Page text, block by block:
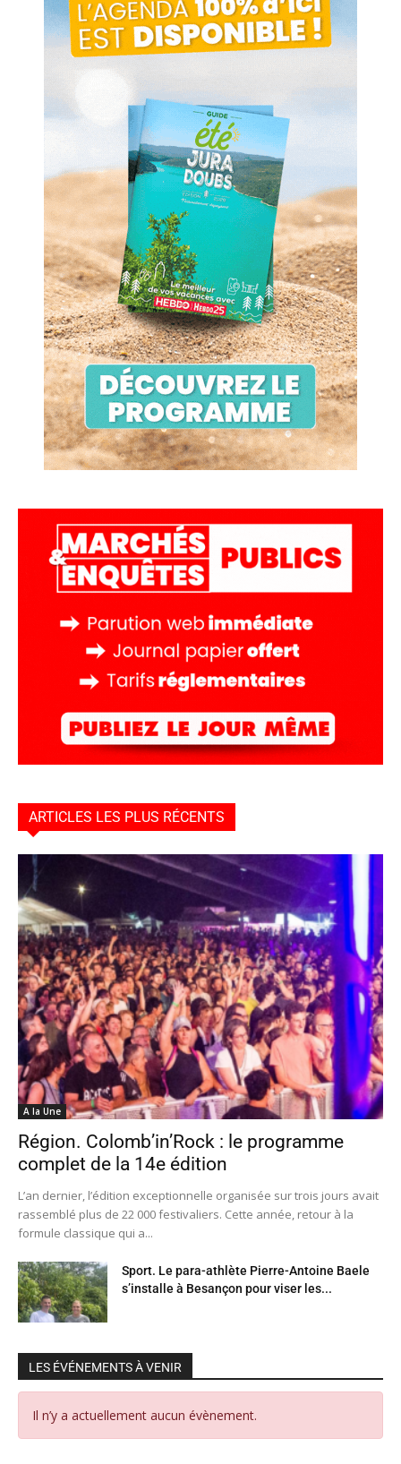
ARTICLES LES PLUS RÉCENTS
A la Une
Région. Colomb’in’Rock : le programme
complet de la 14e édition
L’an dernier, l’édition exceptionnelle organisée sur trois jours avait
rassemblé plus de 22 000 festivaliers. Cette année, retour à la
formule classique qui a...
Sport. Le para-athlète Pierre-Antoine Baele
s’installe à Besançon pour viser les...
LES ÉVÉNEMENTS À VENIR
Il n’y a actuellement aucun évènement.